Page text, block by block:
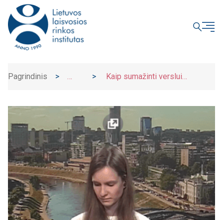
Pagrindinis
>
>
Kaip sumažinti verslui
UŽDARYTI